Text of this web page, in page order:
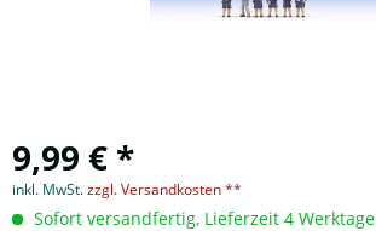
9,99 € *
inkl. MwSt.zzgl. Versandkosten **
Sofort versandfertig, Lieferzeit 4 Werktage